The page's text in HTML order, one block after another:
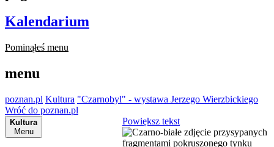
Kalendarium
Pominąłeś menu
menu
poznan.pl Kultura "Czarnobyl" - wystawa Jerzego Wierzbickiego
Wróć do poznan.pl
Kultura
Menu
Powiększ tekst